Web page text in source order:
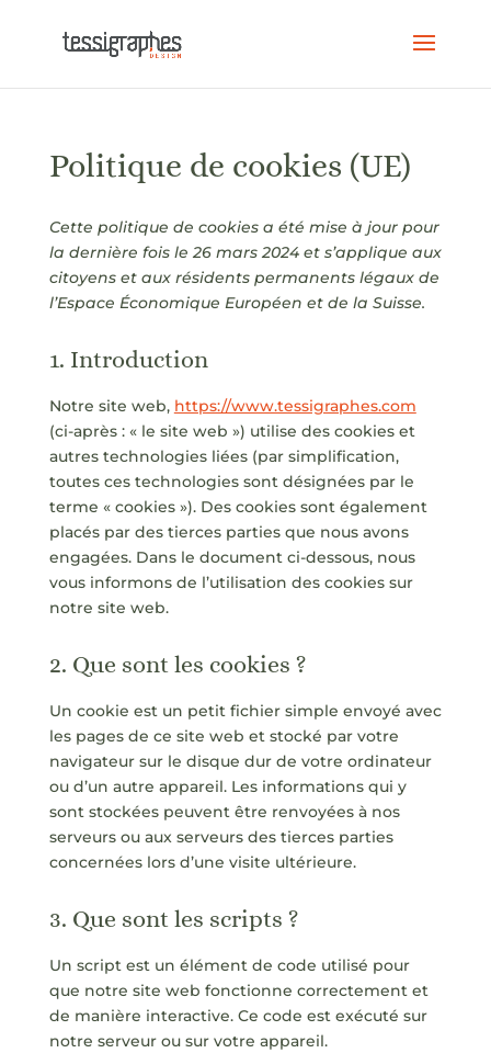
Politique de cookies (UE)
Cette politique de cookies a été mise à jour pour
la dernière fois le 26 mars 2024 et s’applique aux
citoyens et aux résidents permanents légaux de
l’Espace Économique Européen et de la Suisse.
1. Introduction
Notre site web, https://www.tessigraphes.com
(ci-après : « le site web ») utilise des cookies et
autres technologies liées (par simplification,
toutes ces technologies sont désignées par le
terme « cookies »). Des cookies sont également
placés par des tierces parties que nous avons
engagées. Dans le document ci-dessous, nous
vous informons de l’utilisation des cookies sur
notre site web.
2. Que sont les cookies ?
Un cookie est un petit fichier simple envoyé avec
les pages de ce site web et stocké par votre
navigateur sur le disque dur de votre ordinateur
ou d’un autre appareil. Les informations qui y
sont stockées peuvent être renvoyées à nos
serveurs ou aux serveurs des tierces parties
concernées lors d’une visite ultérieure.
3. Que sont les scripts ?
Un script est un élément de code utilisé pour
que notre site web fonctionne correctement et
de manière interactive. Ce code est exécuté sur
notre serveur ou sur votre appareil.